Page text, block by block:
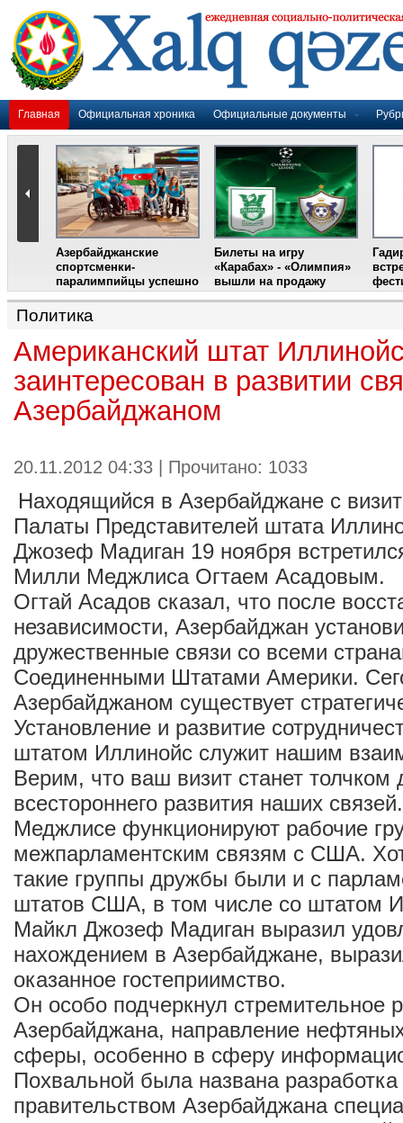
Главная Официальная хроника Официальные документы
Азербайджанские
спортсменки-
паралимпийцы успешно
выступили на III
Международном
фестивале парашютного
Билеты на игру
«Карабах» - «Олимпия»
вышли на продажу
Политика
Американский штат
заинтересован в развитии
Азербайджаном
20.11.2012 04:33 | Прочитано: 1033
Находящийся в Азербайджане с
Палаты Представителей штата
Джозеф Мадиган 19 ноября
Милли Меджлиса Огтаем Асадовым.
Огтай Асадов сказал, что после
независимости, Азербайджан
дружественные связи со всеми
Соединенными Штатами Америки.
Азербайджаном существует
Установление и развитие
штатом Иллинойс служит нашим
Верим, что ваш визит станет толчком
всестороннего развития наших
Меджлисе функционируют рабочие
межпарламентским связям с США.
такие группы дружбы были и с
штатов США, в том числе со штатом
Майкл Джозеф Мадиган выразил
нахождением в Азербайджане,
оказанное гостеприимство.
Он особо подчеркнул стремительное
Азербайджана, направление
сферы, особенно в сферу
Похвальной была названа
правительством Азербайджана